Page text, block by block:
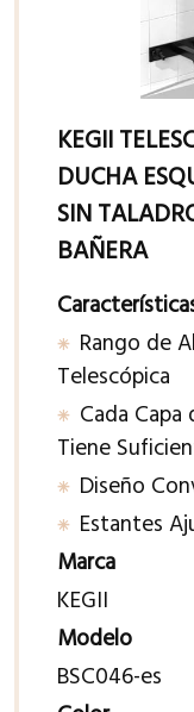
KEGII
DUCHA
SIN
BAÑERA
Rango de
Telescópica
Cada Capa
Tiene
Diseño
Estantes
Marca
KEGII
Modelo
BSC046-es